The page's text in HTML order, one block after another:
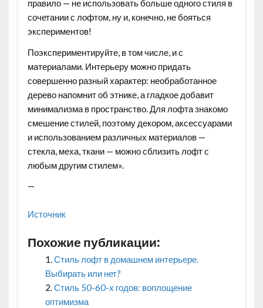
правило — не использовать больше одного стиля в
сочетании с лофтом, ну и, конечно, не бояться
экспериментов!
Поэкспериментируйте, в том числе, и с
материалами. Интерьеру можно придать
совершенно разный характер: необработанное
дерево напомнит об этнике, а гладкое добавит
минимализма в пространство. Для лофта знакомо
смешение стилей, поэтому декором, аксессуарами
и использованием различных материалов —
стекла, меха, ткани — можно сблизить лофт с
любым другим стилем».
—
Источник
Похожие публикации:
Стиль лофт в домашнем интерьере.
Выбирать или нет?
Стиль 50-60-х годов: воплощение
оптимизма